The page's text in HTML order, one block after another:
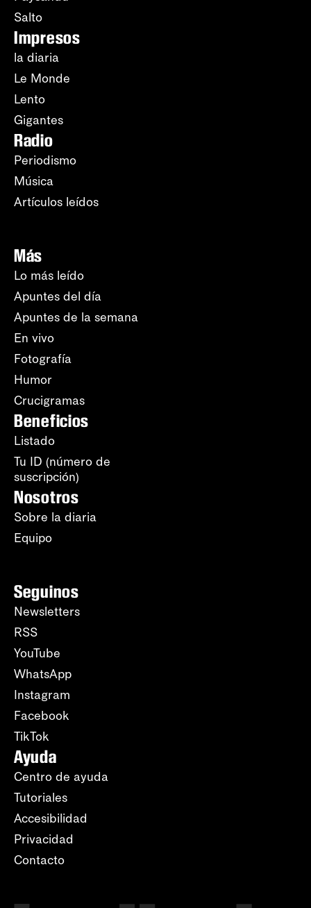
Salto
Impresos
la diaria
Le Monde
Lento
Gigantes
Radio
Periodismo
Música
Artículos leídos
Más
Lo más leído
Apuntes del día
Apuntes de la semana
En vivo
Fotografía
Humor
Crucigramas
Beneficios
Listado
Tu ID (número de
suscripción)
Nosotros
Sobre la diaria
Equipo
Seguinos
Newsletters
RSS
YouTube
WhatsApp
Instagram
Facebook
TikTok
Ayuda
Centro de ayuda
Tutoriales
Accesibilidad
Privacidad
Contacto